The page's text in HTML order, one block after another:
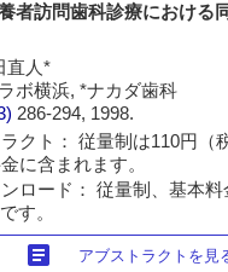
者訪問歯科診療における
直人*
ボ横浜, *ナカダ歯科
286-294, 1998.
クト： 従量制は110円（
に含まれます。
ロード： 従量制、基本
す。
article アブストラクトを見